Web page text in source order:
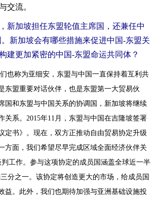
交流。
加坡担任东盟轮值主席国，还兼任中
新加坡会有哪些措施来促进中国-东盟关
建更加紧密的中国-东盟命运共同体？
也称为亚细安，东盟与中国一直保持着互利共
东盟重要对话伙伴，也是东盟第一大贸易伙
国和东盟与中国关系的协调国，新加坡将继续
关系。2015年11月，东盟与中国在吉隆坡签署
定书》。现在，双方正推动自由贸易协定升级
方面，我们希望尽早完成区域全面经济伙伴关
判工作。参与这项协定的成员国涵盖全球近一半
分之一。该协定将创造更大的市场，给成员国
益。此外，我们也期待加强与亚洲基础设施投